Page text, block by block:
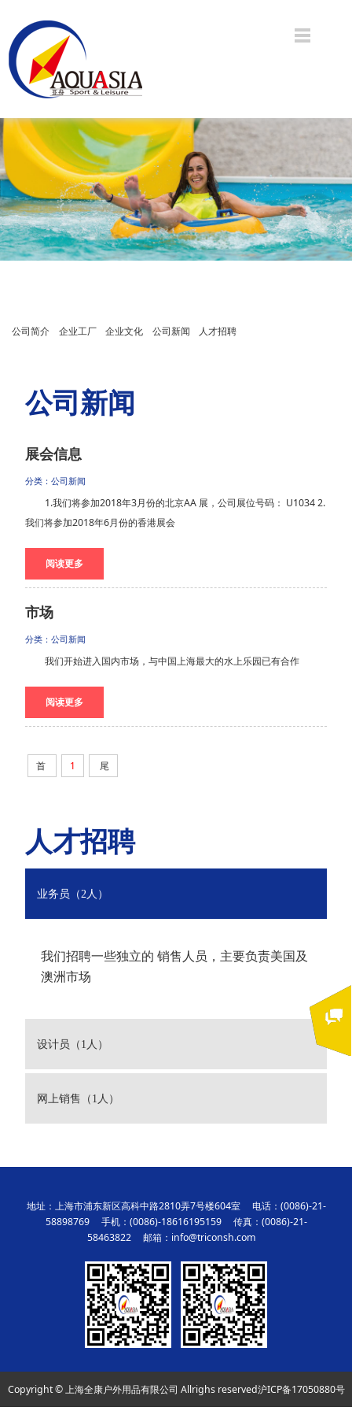
公司简介 企业工厂 企业文化 公司新闻 人才招聘
公司新闻
展会信息
分类：公司新闻
1.我们将参加2018年3月份的北京AA 展，公司展位号码： U1034 2.
我们将参加2018年6月份的香港展会
阅读更多
市场
分类：公司新闻
我们开始进入国内市场，与中国上海最大的水上乐园已有合作
阅读更多
首 1 尾
人才招聘
业务员（2人）
我们招聘一些独立的 销售人员，主要负责美国及
澳洲市场
设计员（1人）
网上销售（1人）
地址：上海市浦东新区高科中路2810弄7号楼604室 电话：(0086)-21-
58898769 手机：(0086)-18616195159 传真：(0086)-21-
58463822 邮箱：info@triconsh.com
Copyright © 上海全康户外用品有限公司 Allrighs reserved沪ICP备17050880号